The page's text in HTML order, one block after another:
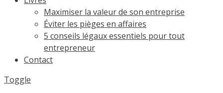
Maximiser la valeur de son entreprise
Éviter les pièges en affaires
5 conseils légaux essentiels pour tout
entrepreneur
Contact
Toggle